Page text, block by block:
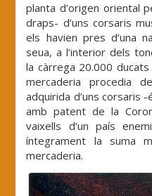
planta d’origen oriental
draps- d’uns corsaris
els havien pres d’una
seua, a l’interior dels
la càrrega 20.000
mercaderia procedia
adquirida d’uns corsaris
amb patent de la
vaixells d’un país
íntegrament la suma
mercaderia.